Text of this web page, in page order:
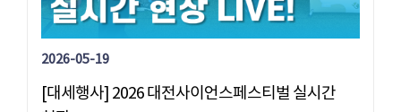
2026-05-19
[대세행사] 2026 대전사이언스페스티벌 실시간